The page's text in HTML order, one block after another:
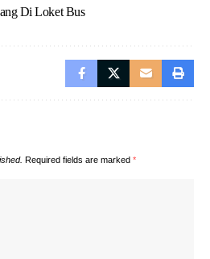
Di Loket Bus
Required fields are marked *